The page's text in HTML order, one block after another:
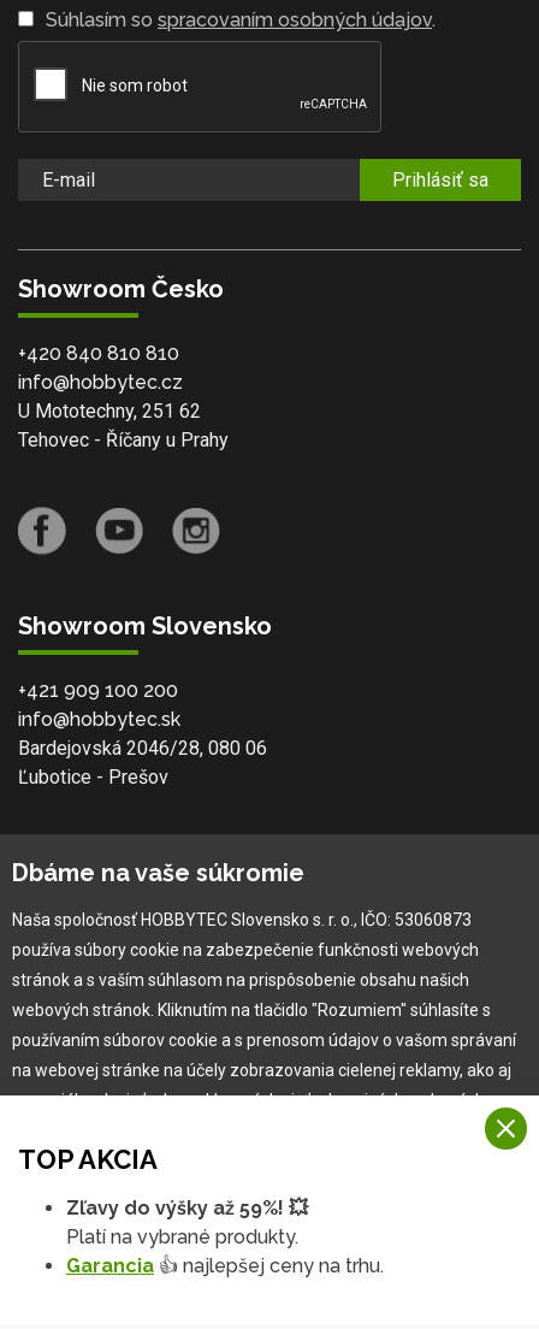
Súhlasím so spracovaním osobných údajov.
Prihlásiť sa
Showroom Česko
+420 840 810 810
info@hobbytec.cz
U Mototechny, 251 62
Tehovec - Říčany u Prahy
Showroom Slovensko
+421 909 100 200
info@hobbytec.sk
Bardejovská 2046/28, 080 06
Ľubotice - Prešov
Ochranná známka
Vlastná výroba
Náš Hobbytec tím
Kontaktné údaje
Naša história
Kariéra
Garancia najlepšej ceny
Užívateľský manuál
Obchodné podmienky
TOP AKCIA
Zľavy do výšky až 59%! 💥
Platí na vybrané produkty.
Garancia 👍 najlepšej ceny na trhu.
Dbáme na vaše súkromie
Naša spoločnosť HOBBYTEC Slovensko s. r. o., IČO: 53060873
používa súbory cookie na zabezpečenie funkčnosti webových
stránok a s vaším súhlasom na prispôsobenie obsahu našich
webových stránok. Kliknutím na tlačidlo "Rozumiem" súhlasíte s
používaním súborov cookie a s prenosom údajov o vašom správaní
na webovej stránke na účely zobrazovania cielenej reklamy, ako aj
na sociálnych sieťach a reklamných sieťach na iných webových
Viac informácií
Na našich webových stránkach používame niekoľko kategórií
Rozumiem